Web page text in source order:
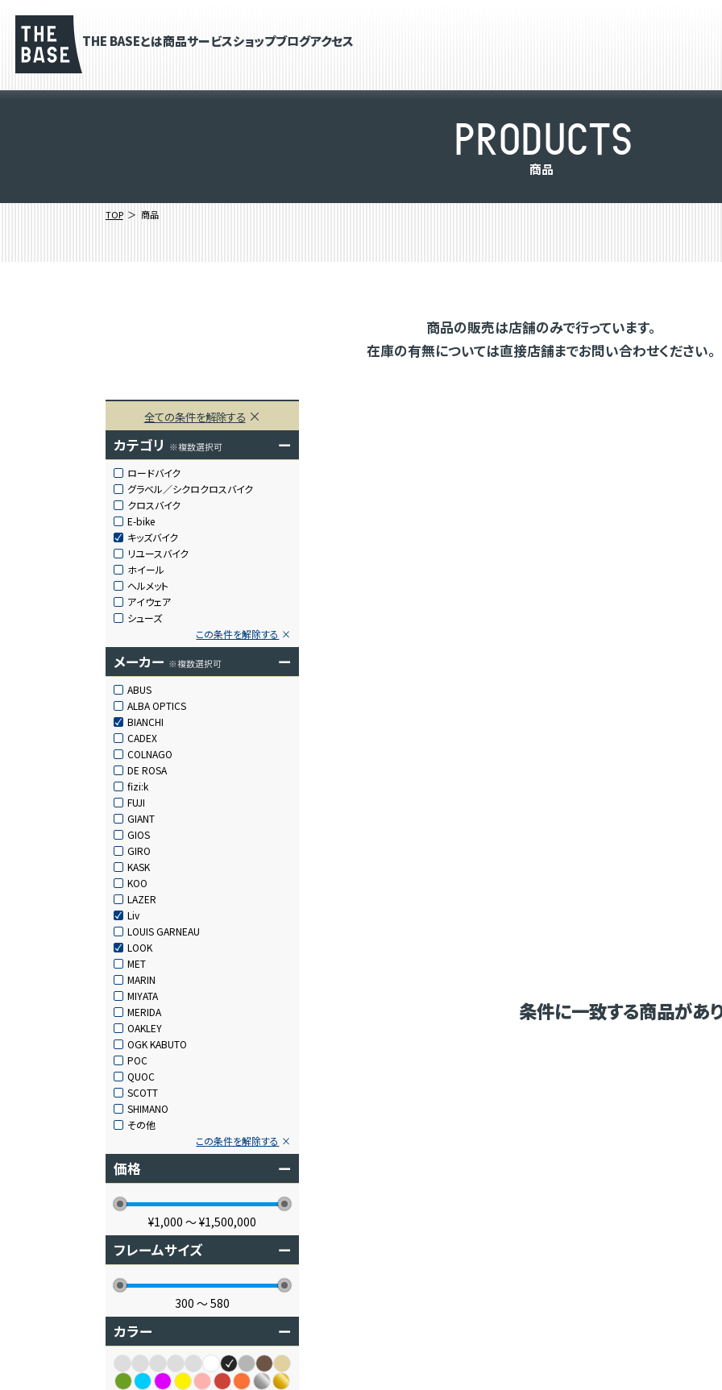
THE BASEとは商品サービスショップブログアクセス
PRODUCTS
商品
TOP 商品
商品の販売は店舗のみで行っています。
在庫の有無については直接店舗までお問い合わせください。
全ての条件を解除する
カテゴリ ※複数選択可 ー
ロードバイク
グラベル／シクロクロスバイク
クロスバイク
E-bike
キッズバイク
リユースバイク
ホイール
ヘルメット
アイウェア
シューズ
この条件を解除する
メーカー ※複数選択可 ー
ABUS
ALBA OPTICS
BIANCHI
CADEX
COLNAGO
DE ROSA
fizi:k
FUJI
GIANT
GIOS
GIRO
KASK
KOO
LAZER
Liv
LOUIS GARNEAU
LOOK
MET
MARIN
MIYATA
MERIDA
OAKLEY
OGK KABUTO
POC
QUOC
SCOTT
SHIMANO
その他
この条件を解除する
価格 ー
¥1,000 〜¥1,500,000
フレームサイズ ー
300 〜580
カラー ー
条件に一致する商品があ